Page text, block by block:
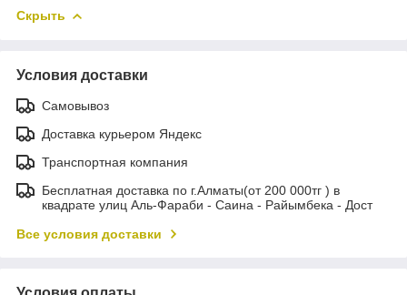
Скрыть
Условия доставки
Самовывоз
Доставка курьером Яндекс
Транспортная компания
Бесплатная доставка по г.Алматы(от 200 000тг ) в
квадрате улиц Аль-Фараби - Саина - Райымбека - Дост
Все условия доставки